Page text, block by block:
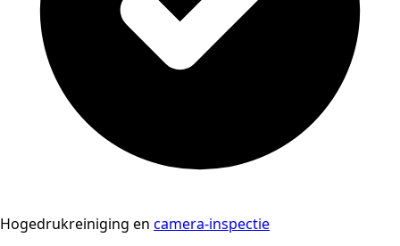
Hogedrukreiniging en camera-inspectie